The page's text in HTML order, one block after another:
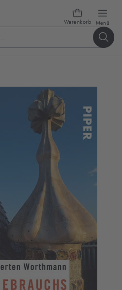
Warenkorb Menü